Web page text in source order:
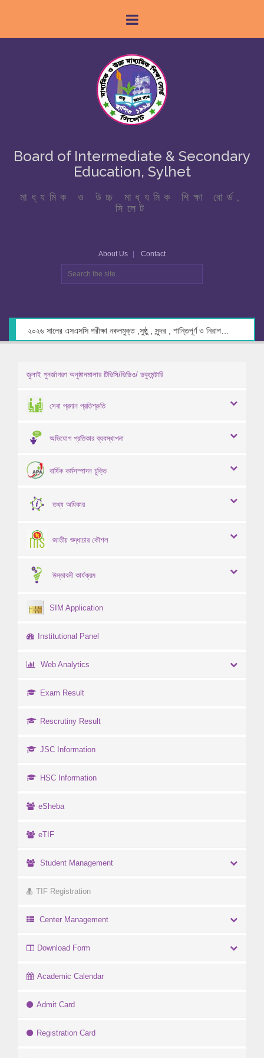
Board of Intermediate & Secondary
Education, Sylhet
মাধ্যমিক ও উচ্চ মাধ্যমিক শিক্ষা বোর্ড,
সিলেট
About Us Contact
জুলাই পুনর্জাগরণ অনুষ্ঠানমালার টিভিসি/ভিডিও/ ডকুমেন্টারি
সেবা প্রদান প্রতিশ্রুতি
অভিযোগ প্রতিকার ব্যবস্থাপনা
বার্ষিক কর্মসম্পাদন চুক্তি
তথ্য অধিকার
জাতীয় শুদ্ধাচার কৌশল
উদ্ভাবনী কার্যক্রম
SIM Application
Institutional Panel
Web Analytics
Exam Result
Rescrutiny Result
JSC Information
HSC Information
eSheba
eTIF
Student Management
TIF Registration
Center Management
Download Form
Academic Calendar
Admit Card
Registration Card